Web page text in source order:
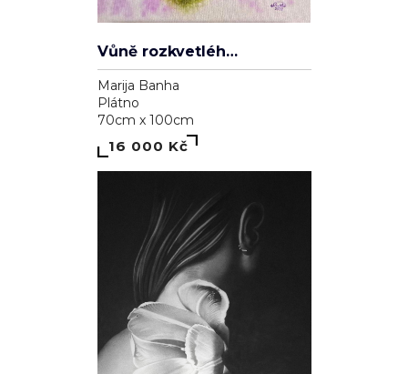
Vůně rozkvetlého šeříku
Marija Banha
Plátno
70cm x 100cm
16 000 Kč